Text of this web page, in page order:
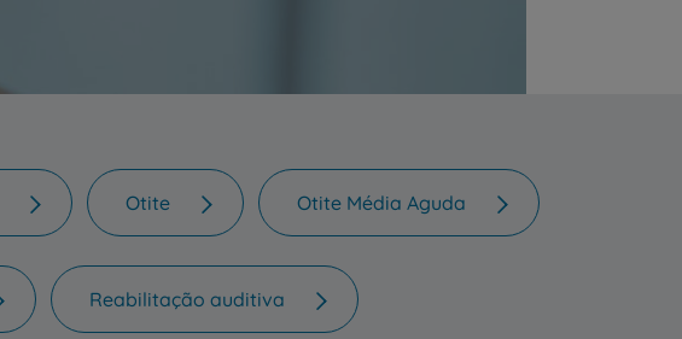
Otite Otite Média Aguda
Reabilitação auditiva